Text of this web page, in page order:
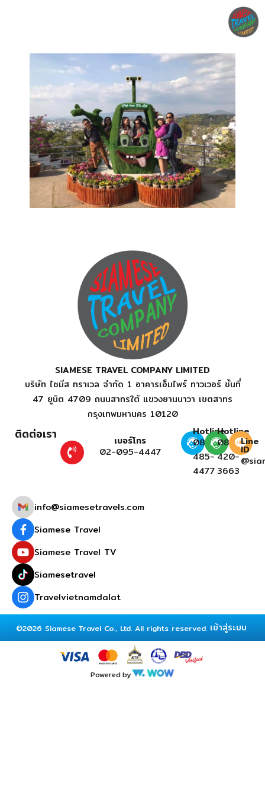
เบอร์โทร
02-095-4447
Hotline
081-
485-
4477
Hotline
081-
420-
3663
Line
ID
ติดต่อเรา
SIAMESE TRAVEL COMPANY LIMITED
บริษัท ไซมีส ทราเวล จำกัด 1 อาคารเอ็มไพร์ ทาวเวอร์ ชั้นที่
47 ยูนิต 4709 ถนนสาทรใต้ แขวงยานนาวา เขตสาทร
กรุงเทพมหานคร 10120
info@siamesetravels.com
Siamese Travel
Siamese Travel TV
Siamesetravel
Travelvietnamdalat
©2026 Siamese Travel Co., Ltd. All rights reserved. เข้าสู่ระบบ
Powered by